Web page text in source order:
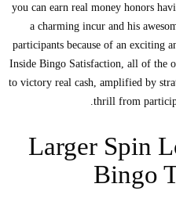
you can earn real money
a charming incur and
participants because of
Inside Bingo
to victory real cash,
thrill
Larger